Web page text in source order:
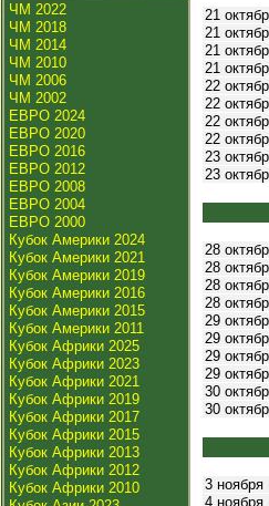
ЧМ 2022
ЧМ 2018
ЧМ 2014
ЧМ 2010
ЧМ 2006
ЧМ 2002
ЕВРО 2024
ЕВРО 2020
ЕВРО 2016
ЕВРО 2012
ЕВРО 2008
ЕВРО 2004
ЕВРО 2000
Кубок Америки 2024
Кубок Америки 2021
Кубок Америки 2019
Кубок Америки 2016
Кубок Америки 2015
Кубок Америки 2011
Кубок Африки 2025
Кубок Африки 2023
Кубок Африки 2021
Кубок Африки 2019
Кубок Африки 2017
Кубок Африки 2015
Кубок Африки 2013
Кубок Африки 2012
Кубок Африки 2010
21
21
21
21
22
22
22
22
23
23
28
28
28
28
29
29
29
29
30
30
3 ноября
4 ноября